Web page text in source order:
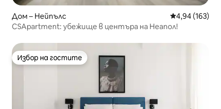
Дом – Нейпълс Средна
4,94 (163)
CSApartment: убежище в центъра на Неапол!
Избор на гостите
Избор на гостите